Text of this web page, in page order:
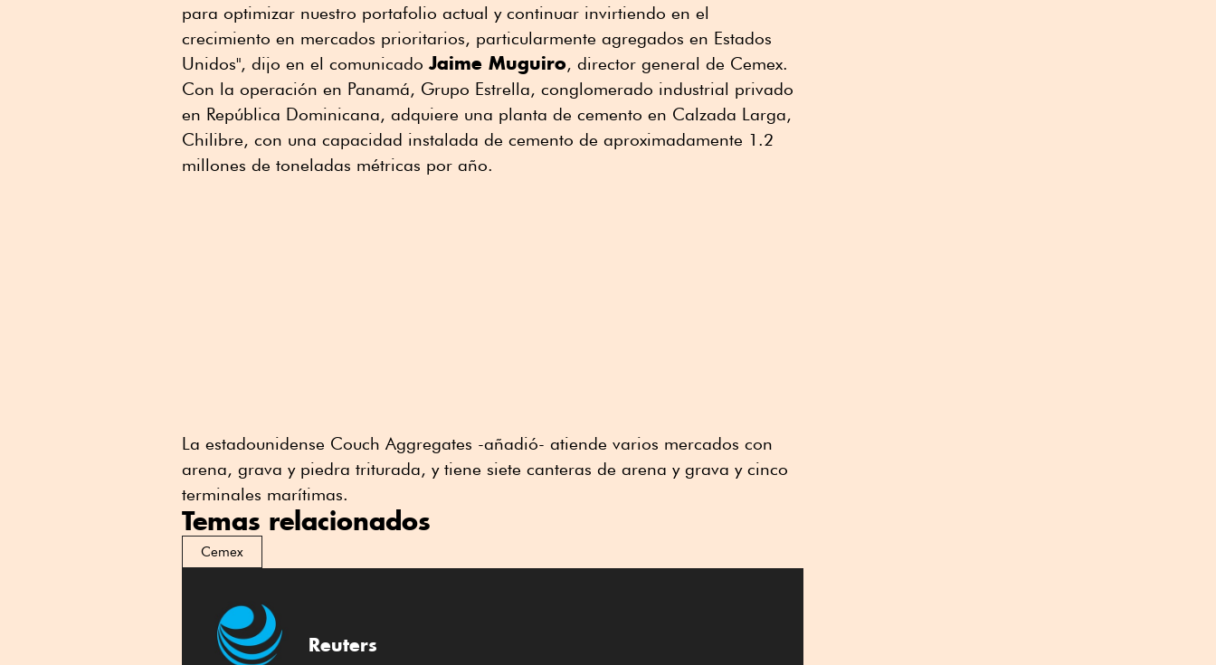
para optimizar nuestro portafolio actual y continuar invirtiendo en el
crecimiento en mercados prioritarios, particularmente agregados en Estados
Unidos", dijo en el comunicado Jaime Muguiro, director general de Cemex.
Con la operación en Panamá, Grupo Estrella, conglomerado industrial privado
en República Dominicana, adquiere una planta de cemento en Calzada Larga,
Chilibre, con una capacidad instalada de cemento de aproximadamente 1.2
millones de toneladas métricas por año.
La estadounidense Couch Aggregates -añadió- atiende varios mercados con
arena, grava y piedra triturada, y tiene siete canteras de arena y grava y cinco
terminales marítimas.
Temas relacionados
Cemex
Reuters